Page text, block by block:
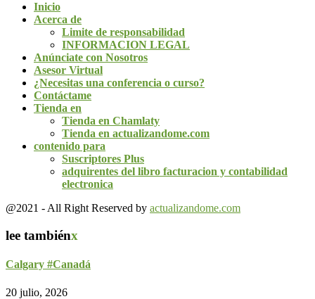
Inicio
Acerca de
Limite de responsabilidad
INFORMACION LEGAL
Anúnciate con Nosotros
Asesor Virtual
¿Necesitas una conferencia o curso?
Contáctame
Tienda en
Tienda en Chamlaty
Tienda en actualizandome.com
contenido para
Suscriptores Plus
adquirentes del libro facturacion y contabilidad
electronica
@2021 - All Right Reserved by actualizandome.com
lee tambiénx
Calgary #Canadá
20 julio, 2026